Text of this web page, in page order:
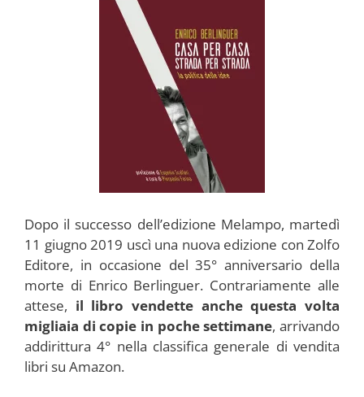
Dopo il successo dell’edizione Melampo, martedì
11 giugno 2019 uscì una nuova edizione con Zolfo
Editore, in occasione del 35° anniversario della
morte di Enrico Berlinguer. Contrariamente alle
attese, il libro vendette anche questa volta
migliaia di copie in poche settimane, arrivando
addirittura 4° nella classifica generale di vendita
libri su Amazon.